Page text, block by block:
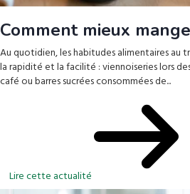
Comment mieux
Au quotidien, les habitudes alimentaires au
la rapidité et la facilité : viennoiseries lors
café ou barres sucrées consommées de...
Lire cette actualité